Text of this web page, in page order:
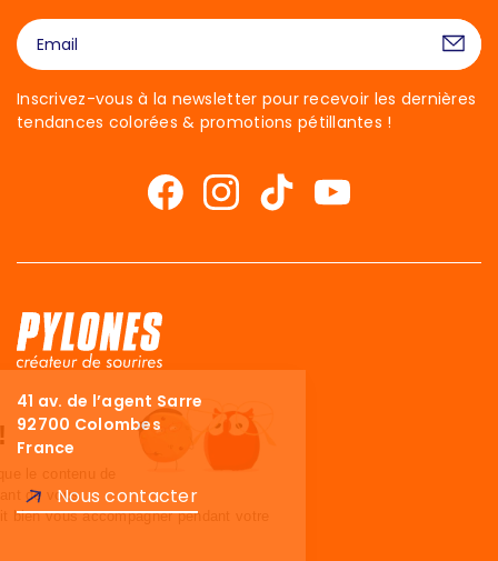
Inscrivez-vous à la newsletter pour recevoir les dernières
tendances colorées & promotions pétillantes !
41 av. de l’agent Sarre
92700 Colombes
France
Nous contacter
Salut c'est nous...
Les Cookies !
On a attendu d'être sûrs que le contenu de
ce site vous intéresse avant de vous
déranger, mais on aimerait bien vous accompagner pendant votre